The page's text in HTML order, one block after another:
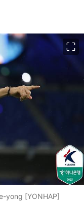
yong [YONHAP]